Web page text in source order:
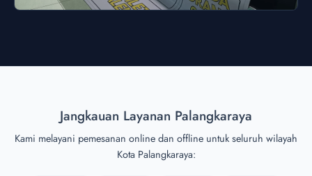
Jangkauan Layanan Palangkaraya
Kami melayani pemesanan online dan offline untuk seluruh wilayah
Kota Palangkaraya: